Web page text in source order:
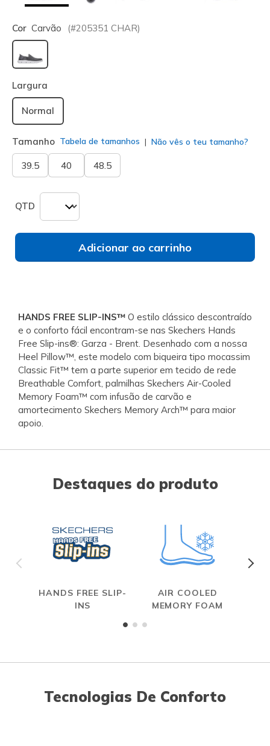
Cor Carvão (#205351 CHAR)
selecionado
Largura
Normal
Tamanho Tabela de tamanhos Não vês o teu tamanho?
39.5 40 48.5
QTD
Adicionar ao carrinho
HANDS FREE SLIP-INS™ O estilo clássico descontraído
e o conforto fácil encontram-se nas Skechers Hands
Free Slip-ins®: Garza - Brent. Desenhado com a nossa
Heel Pillow™, este modelo com biqueira tipo mocassim
Classic Fit™ tem a parte superior em tecido de rede
Breathable Comfort, palmilhas Skechers Air-Cooled
Memory Foam™ com infusão de carvão e
amortecimento Skechers Memory Arch™ para maior
apoio.
Destaques do produto
HANDS FREE SLIP-
INS
AIR COOLED
MEMORY FOAM
Tecnologias De Conforto